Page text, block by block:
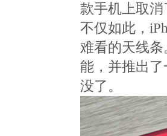
款手机上取
不仅如此，
难看的天线
能，并推出了
没了。